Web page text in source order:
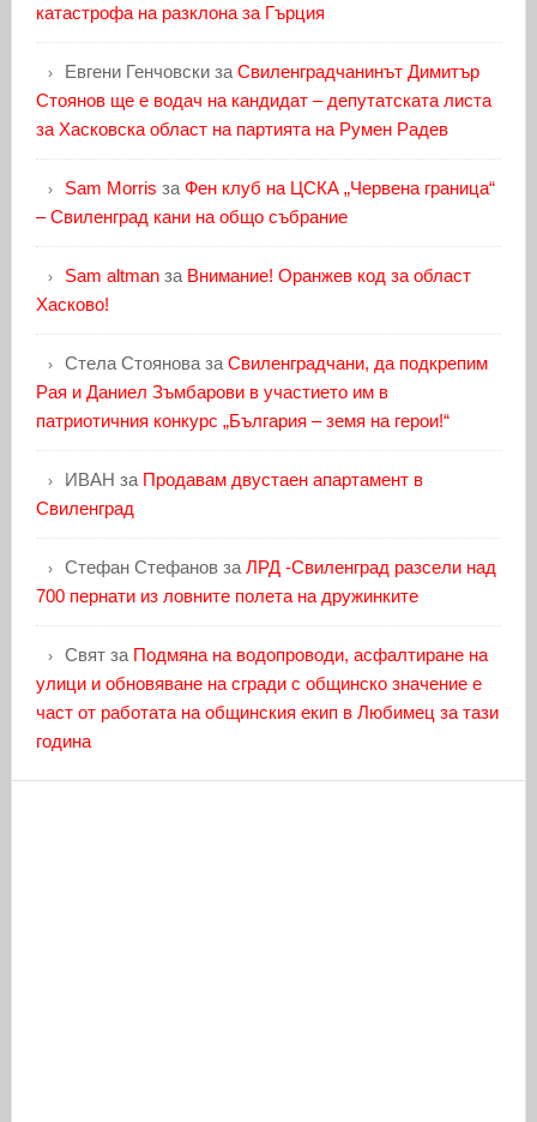
катастрофа на разклона за Гърция
Евгени Генчовскиза Свиленградчанинът Димитър
Стоянов ще е водач на кандидат – депутатската листа
за Хасковска област на партията на Румен Радев
Sam Morris за Фен клуб на ЦСКА „Червена граница“
– Свиленград кани на общо събрание
Sam altmanза Внимание! Оранжев код за област
Хасково!
Стела Стояноваза Свиленградчани, да подкрепим
Рая и Даниел Зъмбарови в участието им в
патриотичния конкурс „България – земя на герои!“
ИВАН за Продавам двустаен апартамент в
Свиленград
Стефан Стефановза ЛРД -Свиленград разсели над
700 пернати из ловните полета на дружинките
Святза Подмяна на водопроводи, асфалтиране на
улици и обновяване на сгради с общинско значение е
част от работата на общинския екип в Любимец за тази
година